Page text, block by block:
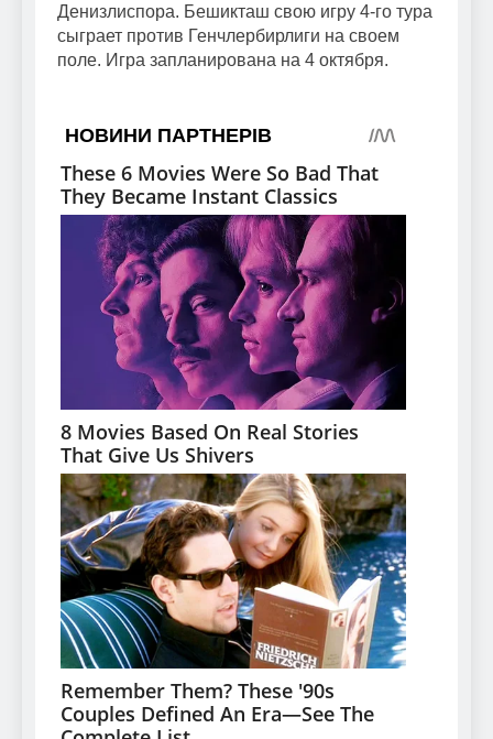
Денизлиспора. Бешикташ свою игру 4-го тура
сыграет против Генчлербирлиги на своем
поле. Игра запланирована на 4 октября.